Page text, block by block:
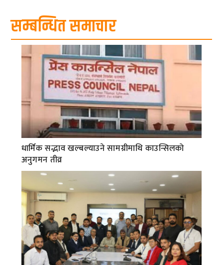
सम्बन्धित समाचार
धार्मिक सद्भाव खल्बल्याउने सामग्रीमाथि काउन्सिलको
अनुगमन तीव्र